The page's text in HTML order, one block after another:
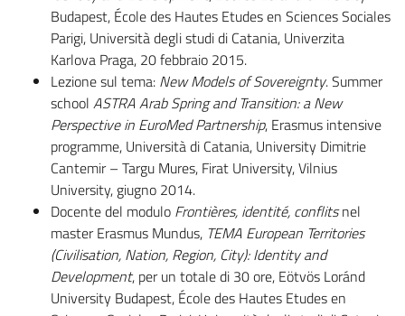
Budapest, École des Hautes Etudes en Sciences Sociales
Parigi, Università degli studi di Catania, Univerzita
Karlova Praga, 20 febbraio 2015.
Lezione sul tema: New Models of Sovereignty. Summer
school ASTRA Arab Spring and Transition: a New
Perspective in EuroMed Partnership, Erasmus intensive
programme, Università di Catania, University Dimitrie
Cantemir – Targu Mures, Firat University, Vilnius
University, giugno 2014.
Docente del modulo Frontières, identité, conflitsnel
master Erasmus Mundus, TEMA European Territories
(Civilisation, Nation, Region, City): Identity and
Development, per un totale di 30 ore, Eötvös Loránd
University Budapest, École des Hautes Etudes en